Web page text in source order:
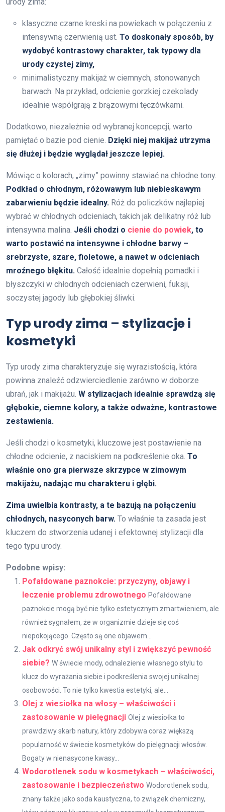
klasyczne czarne kreski na powiekach w połączeniu z
intensywną czerwienią ust. To doskonały sposób, by
wydobyć kontrastowy charakter, tak typowy dla
urody czystej zimy,
minimalistyczny makijaż w ciemnych, stonowanych
barwach. Na przykład, odcienie gorzkiej czekolady
idealnie współgrają z brązowymi tęczówkami.
Dodatkowo, niezależnie od wybranej koncepcji, warto
pamiętać o bazie pod cienie. Dzięki niej makijaż utrzyma
się dłużej i będzie wyglądał jeszcze lepiej.
Mówiąc o kolorach, „zimy” powinny stawiać na chłodne tony.
Podkład o chłodnym, różowawym lub niebieskawym
zabarwieniu będzie idealny. Róż do policzków najlepiej
wybrać w chłodnych odcieniach, takich jak delikatny róż lub
intensywna malina. Jeśli chodzi o cienie do powiek, to
warto postawić na intensywne i chłodne barwy –
srebrzyste, szare, fioletowe, a nawet w odcieniach
mroźnego błękitu. Całość idealnie dopełnią pomadki i
błyszczyki w chłodnych odcieniach czerwieni, fuksji,
soczystej jagody lub głębokiej śliwki.
Typ urody zima – stylizacje i
kosmetyki
Typ urody zima charakteryzuje się wyrazistością, która
powinna znaleźć odzwierciedlenie zarówno w doborze
ubrań, jak i makijażu. W stylizacjach idealnie sprawdzą się
głębokie, ciemne kolory, a także odważne, kontrastowe
zestawienia.
Jeśli chodzi o kosmetyki, kluczowe jest postawienie na
chłodne odcienie, z naciskiem na podkreślenie oka. To
właśnie ono gra pierwsze skrzypce w zimowym
makijażu, nadając mu charakteru i głębi.
Zima uwielbia kontrasty, a te bazują na połączeniu
chłodnych, nasyconych barw. To właśnie ta zasada jest
kluczem do stworzenia udanej i efektownej stylizacji dla
tego typu urody.
Podobne wpisy:
Pofałdowane paznokcie: przyczyny, objawy i
leczenie problemu zdrowotnego Pofałdowane
paznokcie mogą być nie tylko estetycznym zmartwieniem, ale
również sygnałem, że w organizmie dzieje się coś
niepokojącego. Często są one objawem...
Jak odkryć swój unikalny styl i zwiększyć pewność
siebie? W świecie mody, odnalezienie własnego stylu to
klucz do wyrażania siebie i podkreślenia swojej unikalnej
osobowości. To nie tylko kwestia estetyki, ale...
Olej z wiesiołka na włosy – właściwości i
zastosowanie w pielęgnacji Olej z wiesiołka to
prawdziwy skarb natury, który zdobywa coraz większą
popularność w świecie kosmetyków do pielęgnacji włosów.
Bogaty w nienasycone kwasy...
Wodorotlenek sodu w kosmetykach – właściwości,
zastosowanie i bezpieczeństwo Wodorotlenek sodu,
znany także jako soda kaustyczna, to związek chemiczny,